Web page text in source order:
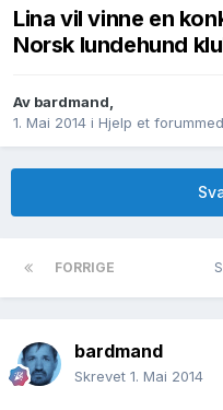
Lina vil vinne en
Norsk lundehund
Av bardmand,
1. Mai 2014 i Hjelp et
FORRIGE
bardmand
Skrevet 1. Mai 2014